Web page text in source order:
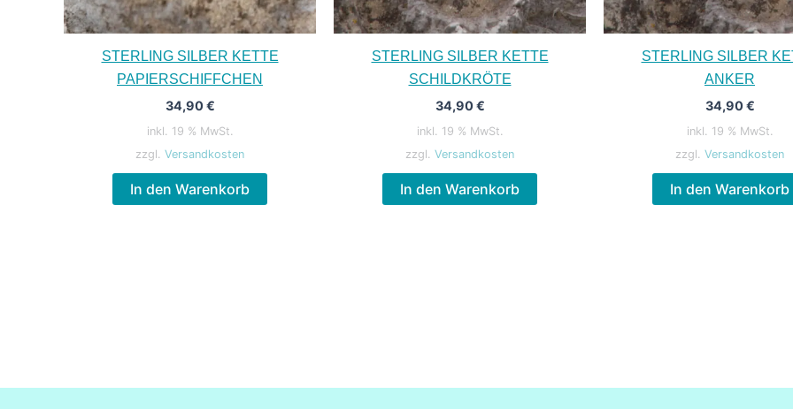
STERLING SILBER KETTE
PAPIERSCHIFFCHEN
34,90€
inkl. 19 % MwSt.
zzgl. Versandkosten
In den Warenkorb
STERLING SILBER KETTE
SCHILDKRÖTE
34,90€
inkl. 19 % MwSt.
zzgl. Versandkosten
In den Warenkorb
STERLING SILBER
ANKER
34,90€
inkl. 19 % MwSt.
zzgl. Versandkosten
In den Warenkorb